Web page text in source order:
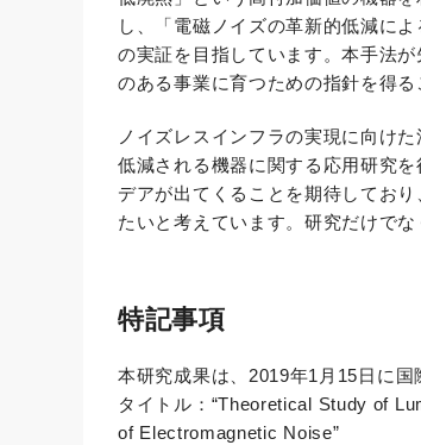
し、「電磁ノイズの革新的低減に
の実証を目指しています。本手法
のある事業に育つための指針を得る
ノイズレスインフラの実現に向け
低減される機器に関する応用研究
デアが出てくることを期待してお
たいと考えています。研究だけで
特記事項
本研究成果は、2019年1月15日に
タイトル：“Theoretical Study of
of Electromagnetic Noise”